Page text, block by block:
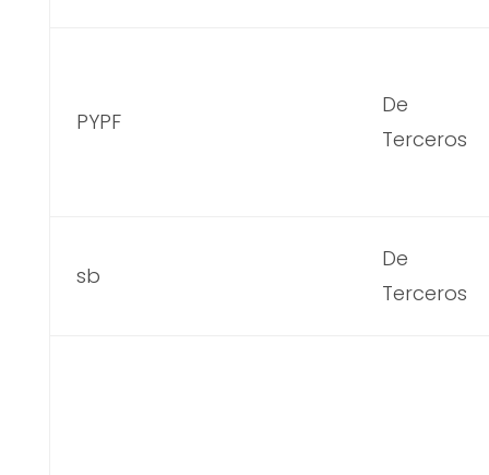
PYPF
De
Terceros
sb
De
Terceros